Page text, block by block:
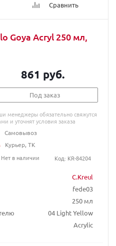
Сравнить
Goya Acryl 250 мл,
C.Kreul
fede03
250 мл
04 Light Yellow
Acrylic
861 руб.
Под заказ
менеджеры обязательно свяжутся
и уточнят условия заказа
Самовывоз
Курьер, ТК
Нет в наличии
Код: KR-84204